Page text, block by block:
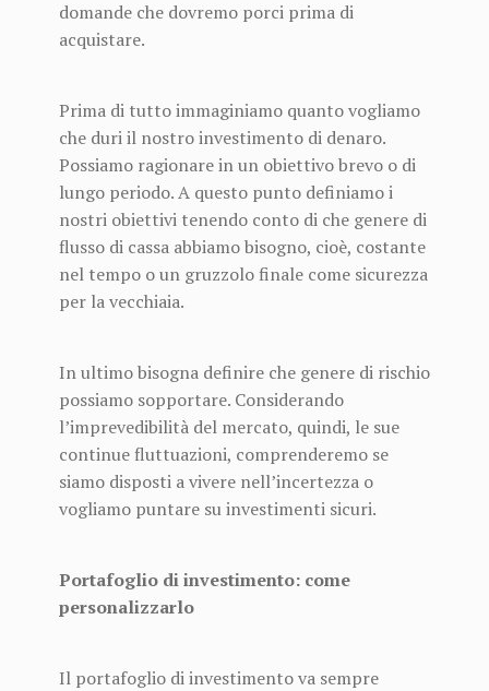
domande che dovremo porci prima di
acquistare.
Prima di tutto immaginiamo quanto vogliamo
che duri il nostro investimento di denaro.
Possiamo ragionare in un obiettivo brevo o di
lungo periodo. A questo punto definiamo i
nostri obiettivi tenendo conto di che genere di
flusso di cassa abbiamo bisogno, cioè, costante
nel tempo o un gruzzolo finale come sicurezza
per la vecchiaia.
In ultimo bisogna definire che genere di rischio
possiamo sopportare. Considerando
l’imprevedibilità del mercato, quindi, le sue
continue fluttuazioni, comprenderemo se
siamo disposti a vivere nell’incertezza o
vogliamo puntare su investimenti sicuri.
Portafoglio di investimento: come
personalizzarlo
Il portafoglio di investimento va sempre